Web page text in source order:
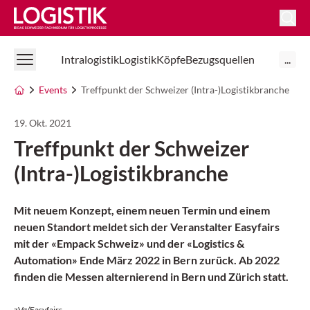
Logistik Online
IntralogistikLogistikKöpfeBezugsquellen ...
Events Treffpunkt der Schweizer (Intra-)Logistikbranche
19. Okt. 2021
Treffpunkt der Schweizer
(Intra-)Logistikbranche
Mit neuem Konzept, einem neuen Termin und einem
neuen Standort meldet sich der Veranstalter Easyfairs
mit der «Empack Schweiz» und der «Logistics &
Automation» Ende März 2022 in Bern zurück. Ab 2022
finden die Messen alternierend in Bern und Zürich statt.